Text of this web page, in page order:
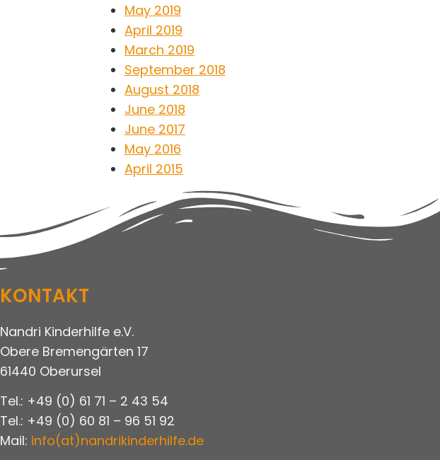
May 2019
April 2019
March 2019
September 2018
August 2018
June 2018
June 2017
May 2016
April 2015
KONTAKT
Nandri Kinderhilfe e.V.
Obere Bremengärten 17
61440 Oberursel
Tel.: +49 (0) 61 71 – 2 43 54
Tel.: +49 (0) 60 81 – 96 51 92
Mail: info(at)nandrikinderhilfe.de